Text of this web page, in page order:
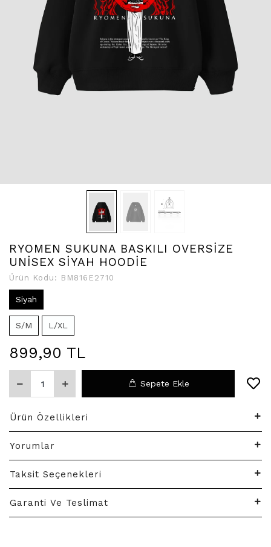
RYOMEN SUKUNA BASKILI OVERSİZE
UNİSEX SİYAH HOODİE
Ürün Kodu: BM816E2710
Siyah
S/M L/XL
899,90 TL
Sepete Ekle
Ürün Özellikleri
Yorumlar
Taksit Seçenekleri
Garanti Ve Teslimat